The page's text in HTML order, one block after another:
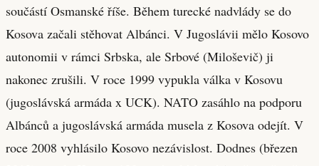
součástí Osmanské říše. Během turecké nadvlády se do
Kosova začali stěhovat Albánci. V Jugoslávii mělo Kosovo
autonomii v rámci Srbska, ale Srbové (Miloševič) ji
nakonec zrušili. V roce 1999 vypukla válka v Kosovu
(jugoslávská armáda x UCK). NATO zasáhlo na podporu
Albánců a jugoslávská armáda musela z Kosova odejít. V
roce 2008 vyhlásilo Kosovo nezávislost. Dodnes (březen